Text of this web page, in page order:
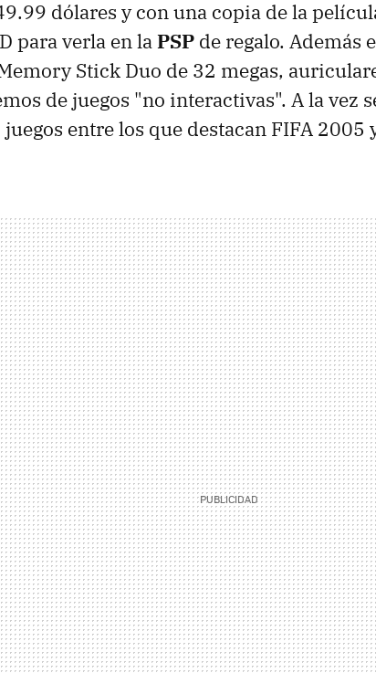
dólares y con una copia de la
para verla en laPSP de regalo. Además
Stick Duo de 32 megas,
de juegos "no interactivas". A la vez
entre los que destacan FIFA 2005